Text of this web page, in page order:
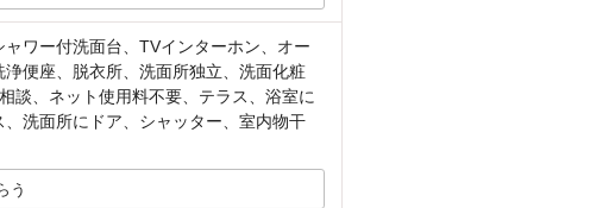
ワー付洗面台、TVインターホン、オー
便座、脱衣所、洗面所独立、洗面化粧
談、ネット使用料不要、テラス、浴室に
洗面所にドア、シャッター、室内物干
う